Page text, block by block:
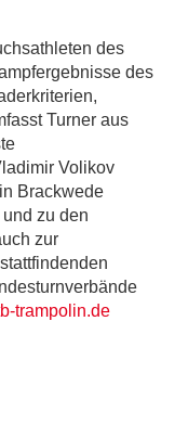
des
des
Turner aus
Volikov
Brackwede
zu den
zur
trampolin.de